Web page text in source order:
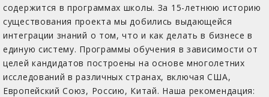
содержится в программах школы. За 15-летнюю историю
существования проекта мы добились выдающейся
интеграции знаний о том, что и как делать в бизнесе в
единую систему. Программы обучения в зависимости от
целей кандидатов построены на основе многолетних
исследований в различных странах, включая США,
Европейский Союз, Россию, Китай. Наша рекомендация: